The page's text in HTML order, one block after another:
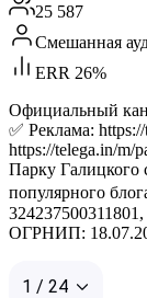
25 587
Смешанная
ERR 26%
Официальный
✅ Реклама:
https://telega.in/m/
Парку Галицкого
популярного
ОГРНИП:
1 / 24